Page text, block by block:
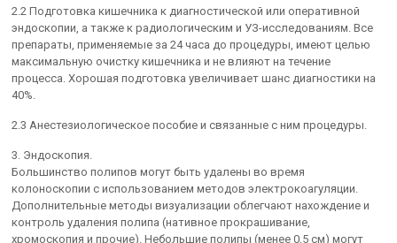
2.2 Подготовка кишечника к диагностической или оперативной
эндоскопии, а также к радиологическим и УЗ-исследованиям. Все
препараты, применяемые за 24 часа до процедуры, имеют целью
максимальную очистку кишечника и не влияют на течение
процесса. Хорошая подготовка увеличивает шанс диагностики на
40%.
2.3 Анестезиологическое пособие и связанные с ним процедуры.
3. Эндоскопия.
Большинство полипов могут быть удалены во время
колоноскопии с использованием методов электрокоагуляции.
Дополнительные методы визуализации облегчают нахождение и
контроль удаления полипа (нативное прокрашивание,
хромоскопия и прочие). Небольшие полипы (менее 0,5 см) могут